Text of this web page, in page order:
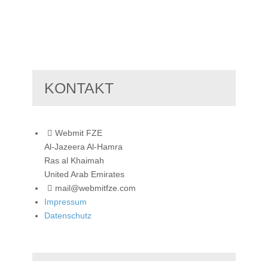
KONTAKT
Webmit FZE
Al-Jazeera Al-Hamra
Ras al Khaimah
United Arab Emirates
mail@webmitfze.com
Impressum
Datenschutz